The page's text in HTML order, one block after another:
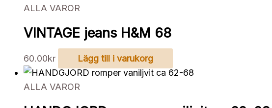
ALLA VAROR
VINTAGE jeans H&M 68
60.00kr Lägg till i varukorg
ALLA VAROR